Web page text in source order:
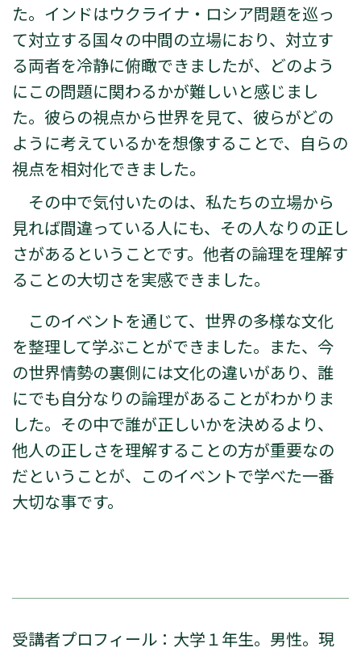
た。インドはウクライナ・ロシア問題を巡っ
て対立する国々の中間の立場におり、対立す
る両者を冷静に俯瞰できましたが、どのよう
にこの問題に関わるかが難しいと感じまし
た。彼らの視点から世界を見て、彼らがどの
ように考えているかを想像することで、自らの
視点を相対化できました。
その中で気付いたのは、私たちの立場から
見れば間違っている人にも、その人なりの正し
さがあるということです。他者の論理を理解す
ることの大切さを実感できました。
このイベントを通じて、世界の多様な文化
を整理して学ぶことができました。また、今
の世界情勢の裏側には文化の違いがあり、誰
にでも自分なりの論理があることがわかりま
した。その中で誰が正しいかを決めるより、
他人の正しさを理解することの方が重要なの
だということが、このイベントで学べた一番
大切な事です。
受講者プロフィール：大学１年生。男性。現